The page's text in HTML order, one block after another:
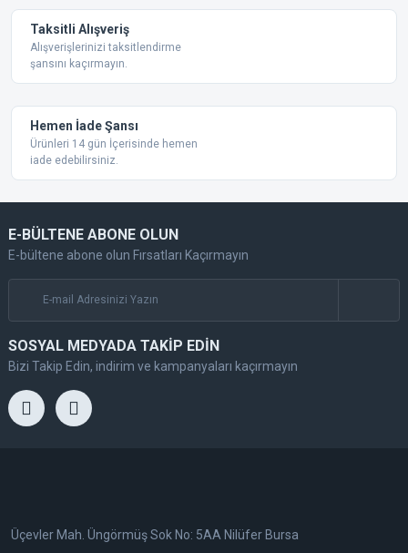
Taksitli Alışveriş
Alışverişlerinizi taksitlendirme
şansını kaçırmayın.
Hemen İade Şansı
Ürünleri 14 gün İçerisinde hemen
iade edebilirsiniz.
E-BÜLTENE ABONE OLUN
E-bültene abone olun Fırsatları Kaçırmayın
SOSYAL MEDYADA TAKİP EDİN
Bizi Takip Edin, indirim ve kampanyaları kaçırmayın
Üçevler Mah. Üngörmüş Sok No: 5AA Nilüfer Bursa